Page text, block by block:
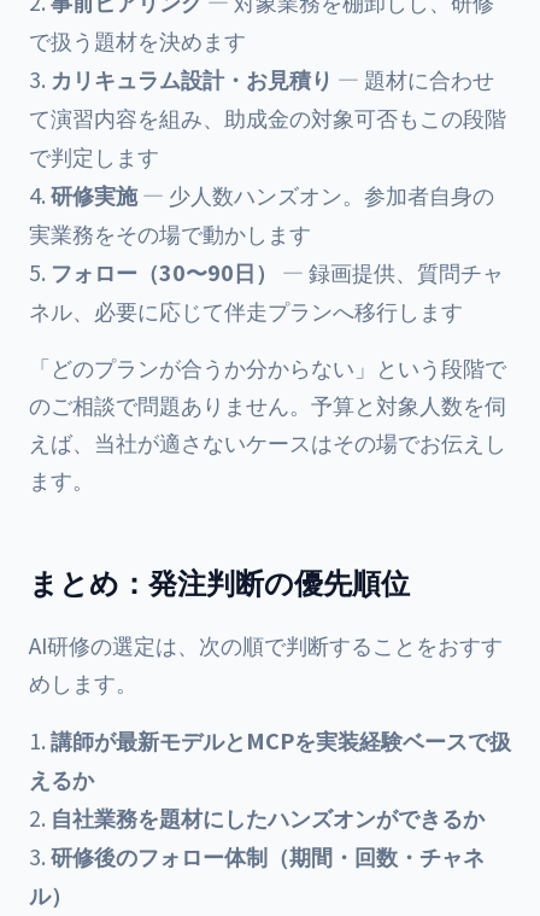
で扱う題材を決めます
カリキュラム設計・お見積り — 題材に合わせ
て演習内容を組み、助成金の対象可否もこの段階
で判定します
研修実施— 少人数ハンズオン。参加者自身の
実業務をその場で動かします
フォロー（30〜90日）
— 録画提供、質問チャ
ネル、必要に応じて伴走プランへ移行します
「どのプランが合うか分からない」という段階で
のご相談で問題ありません。予算と対象人数を伺
えば、当社が適さないケースはその場でお伝えし
ます。
まとめ：発注判断の優先順位
AI研修の選定は、次の順で判断することをおすす
めします。
講師が最新モデルとMCPを実装経験ベースで扱
えるか
自社業務を題材にしたハンズオンができるか
研修後のフォロー体制（期間・回数・チャネ
ル）